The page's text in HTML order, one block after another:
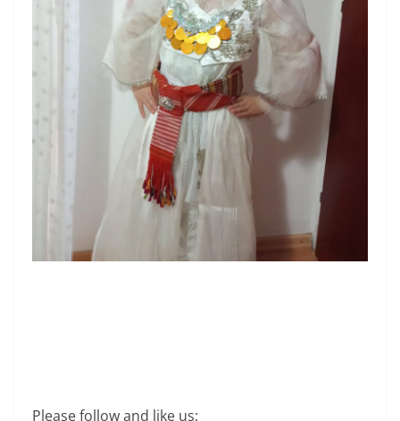
Please follow and like us: